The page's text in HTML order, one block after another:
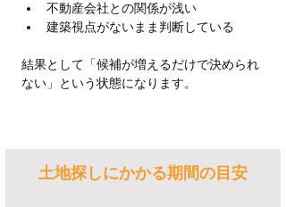
不動産会社との関係が浅い
建築視点がないまま判断している
結果として「候補が増えるだけで決められ
ない」という状態になります。
土地探しにかかる期間の目安